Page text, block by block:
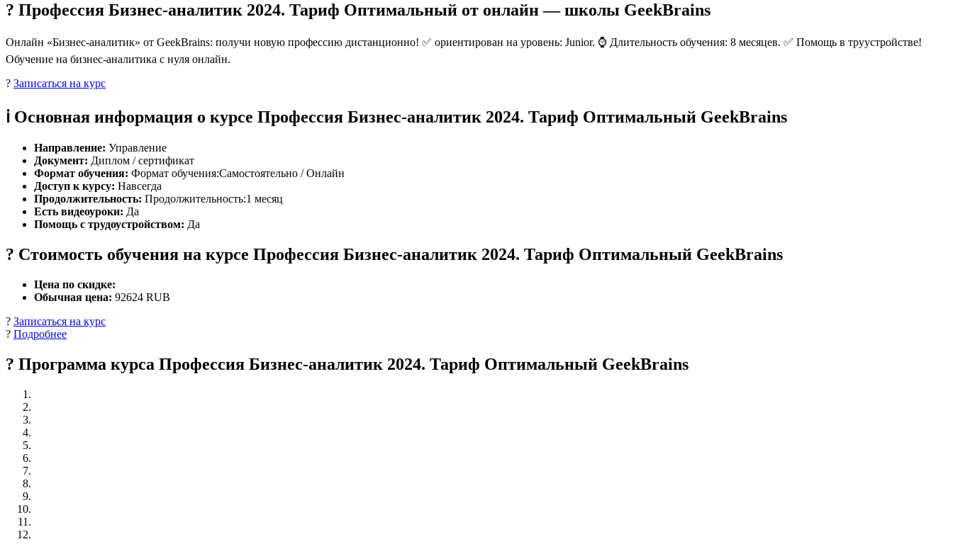
? Профессия Бизнес-аналитик 2024. Тариф Оптимальный от онлайн — школы GeekBrains
Онлайн «Бизнес-аналитик» от GeekBrains: получи новую профессию дистанционно! ✅ ориентирован на уровень: Junior. ⌚ Длительность обучения: 8 месяцев. ✅ Помощь в труустройстве!
Обучение на бизнес-аналитика с нуля онлайн.
? Записаться на курс
ℹ️ Основная информация о курсе Профессия Бизнес-аналитик 2024. Тариф Оптимальный GeekBrains
Направление: Управление
Документ: Диплом / сертификат
Формат обучения: Формат обучения:Самостоятельно / Онлайн
Доступ к курсу: Навсегда
Продолжительность: Продолжительность:1 месяц
Есть видеоуроки: Да
Помощь с трудоустройством: Да
? Стоимость обучения на курсе Профессия Бизнес-аналитик 2024. Тариф Оптимальный GeekBrains
Цена по скидке:
Обычная цена: 92624 RUB
? Записаться на курс
? Подробнее
? Программа курса Профессия Бизнес-аналитик 2024. Тариф Оптимальный GeekBrains